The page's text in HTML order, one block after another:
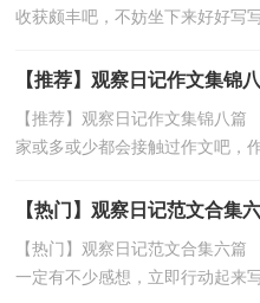
收获颇丰吧，不妨坐下来好好写
【推荐】观察日记作文集锦
【推荐】观察日记作文集锦八
家或多或少都会接触过作文吧，
【热门】观察日记范文合集
【热门】观察日记范文合集六
一定有不少感想，立即行动起来